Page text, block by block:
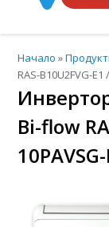
Начало »
RAS-B10U2FVG-
Bi-flow